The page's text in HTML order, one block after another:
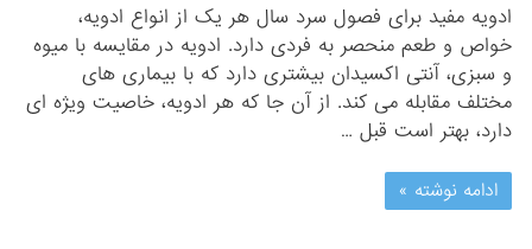
ادویه مفید برای فصول سرد سال هر یک از انواع ادویه،
خواص و طعم منحصر به فردی دارد. ادویه در مقایسه با میوه
و سبزی، آنتی اکسیدان بیشتری دارد که با بیماری های
مختلف مقابله می کند. از آن جا که هر ادویه، خاصیت ویژه ای
دارد، بهتر است قبل …
ادامه نوشته »